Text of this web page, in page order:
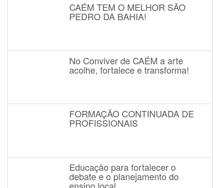
CAÉM TEM O MELHOR SÃO
PEDRO DA BAHIA!
No Conviver de CAÉM a arte
acolhe, fortalece e transforma!
FORMAÇÃO CONTINUADA DE
PROFISSIONAIS
Educação para fortalecer o
debate e o planejamento do